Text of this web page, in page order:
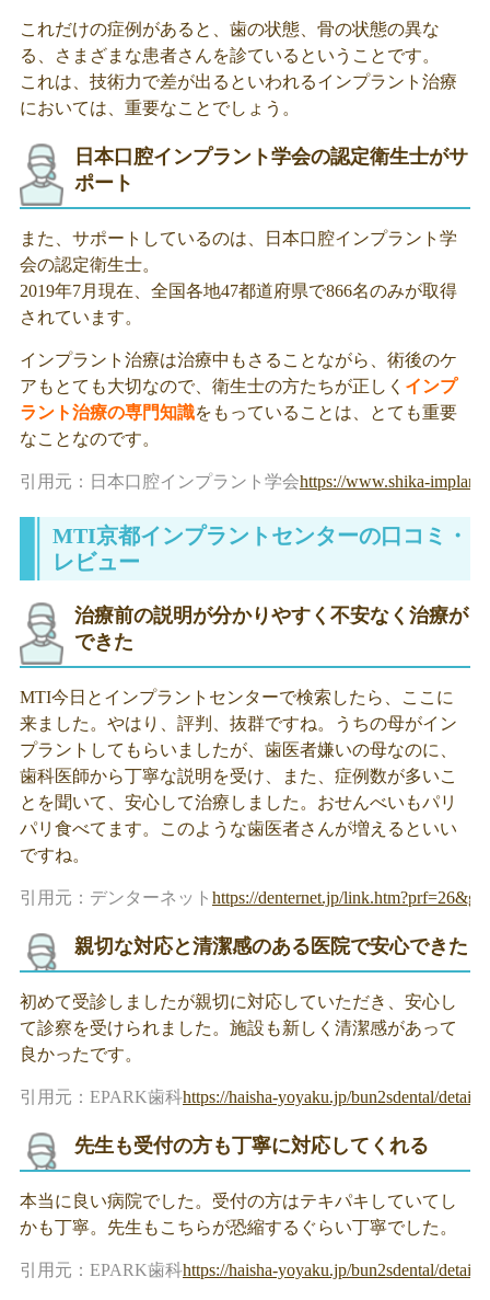
これだけの症例があると、歯の状態、骨の状態の異な
る、さまざまな患者さんを診ているということです。
これは、技術力で差が出るといわれるインプラント治療
においては、重要なことでしょう。
日本口腔インプラント学会の認定衛生士がサ
ポート
また、サポートしているのは、日本口腔インプラント学
会の認定衛生士。
2019年7月現在、全国各地47都道府県で866名のみが取得
されています。
インプラント治療は治療中もさることながら、術後のケ
アもとても大切なので、衛生士の方たちが正しく インプ
ラント治療の専門知識をもっていることは、とても重要
なことなのです。
引用元：日本口腔インプラント学会https://www.shika-
MTI京都インプラントセンターの口コミ・
レビュー
治療前の説明が分かりやすく不安なく治療が
できた
MTI今日とインプラントセンターで検索したら、ここに
来ました。やはり、評判、抜群ですね。うちの母がイン
プラントしてもらいましたが、歯医者嫌いの母なのに、
歯科医師から丁寧な説明を受け、また、症例数が多いこ
とを聞いて、安心して治療しました。おせんべいもパリ
パリ食べてます。このような歯医者さんが増えるといい
ですね。
引用元：デンターネット https://denternet.jp/
親切な対応と清潔感のある医院で安心できた
初めて受診しましたが親切に対応していただき、安心し
て診察を受けられました。施設も新しく清潔感があって
良かったです。
引用元：EPARK歯科https://haisha-yoyaku.jp/bun2sdental/detail/
先生も受付の方も丁寧に対応してくれる
本当に良い病院でした。受付の方はテキパキしていてし
かも丁寧。先生もこちらが恐縮するぐらい丁寧でした。
引用元：EPARK歯科https://haisha-yoyaku.jp/bun2sdental/detail/